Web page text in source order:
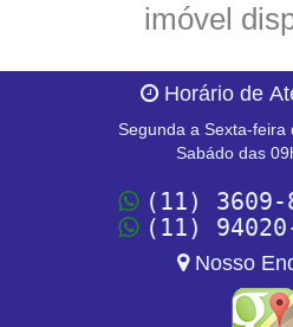
imóvel
Horário de
Segunda a Sexta-feira
Sabádo das
(11) 3609-
(11)
Nosso